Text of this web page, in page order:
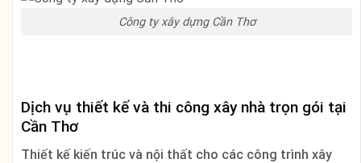
Công ty xây dựng Cần Thơ
Dịch vụ thiết kế và thi công xây nhà trọn gói tại
Cần Thơ
Thiết kế kiến trúc và nội thất cho các công trình xây